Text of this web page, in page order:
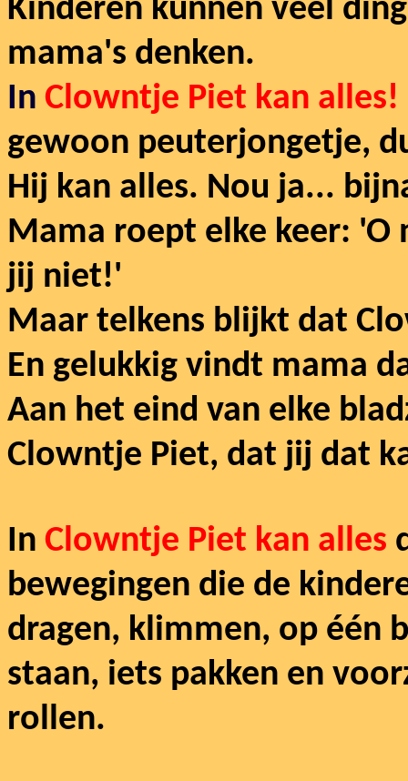
Kinderen kunnen veel
mama's denken.
In Clowntje Piet kan alles!
gewoon peuterjongetje,
Hij kan alles. Nou ja...
Mama roept elke keer: 'O
jij niet!'
Maar telkens blijkt dat
En gelukkig vindt mama
Aan het eind van elke
Clowntje Piet, dat jij dat
In Clowntje Piet kan alles
bewegingen die de
dragen, klimmen, op één
staan, iets pakken en
rollen.